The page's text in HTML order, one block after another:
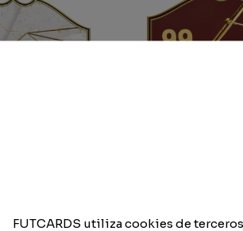
FUTCARDS utiliza cookies de